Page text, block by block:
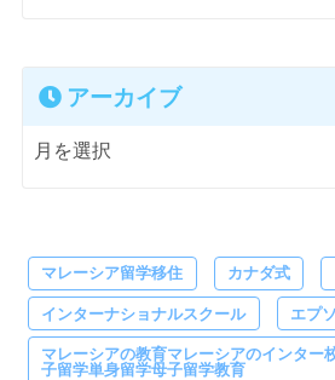
アーカイブ
マレーシア留学移住 カナダ式
インターナショナルスクール エプ
マレーシアの教育マレーシアのインター
子留学単身留学母子留学教育